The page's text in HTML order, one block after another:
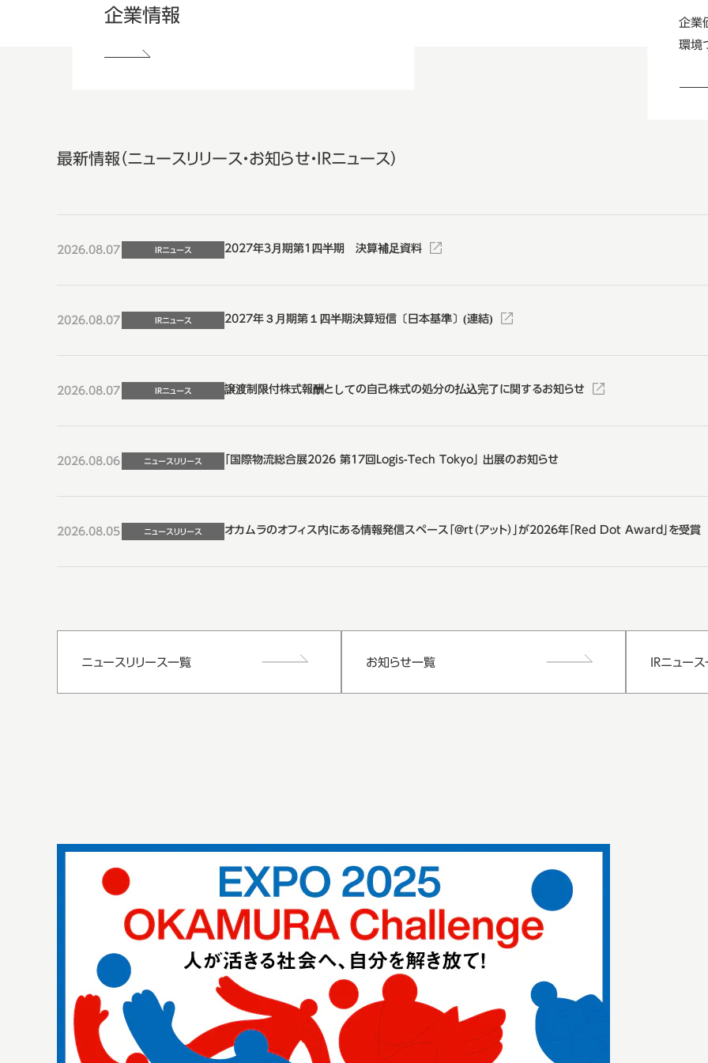
企業情報
企業
環境
最新情報（ニュースリリース・お知らせ・IRニュース）
2026.08.07 IRニュース 2027年3月期第1四半期 決算補足資料
2026.08.07 IRニュース 2027年３月期第１四半期決算短信〔日本基準〕(連結)
2026.08.07 IRニュース 譲渡制限付株式報酬としての自己株式の処分の払込完了に関するお知らせ
2026.08.06 ニュースリリース 「国際物流総合展2026 第17回Logis-Tech Tokyo」 出展のお知らせ
2026.08.05 ニュースリリース オカムラのオフィス内にある情報発信スペース「@rt（アット）」が2026年「Red Dot Award」を受賞
ニュースリリース一覧 お知らせ一覧 IRニュー